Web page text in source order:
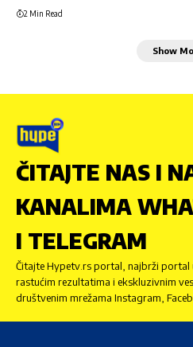
2 Min Read
Show
ČITAJTE NAS I
KANALIMA
I TELEGRAM
Čitajte Hypetv.rs portal, najbrži portal
rastućim rezultatima i ekskluzivnim
društvenim mrežama Instagram,